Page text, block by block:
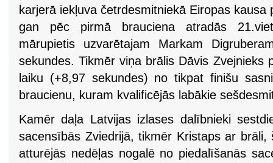
karjerā iekļuva četrdesmitniekā Eiropas
gan pēc pirmā brauciena atradās
mārupietis uzvarētajam Markam
sekundes. Tikmēr viņa brālis Dāvis Zvejnieks
laiku (+8,97 sekundes) no tikpat finišu
braucienu, kuram kvalificējās labākie
Kamēr daļa Latvijas izlases dalībnieki
sacensībās Zviedrijā, tikmēr Kristaps ar
atturējās nedēļas nogalē no piedalīšanās